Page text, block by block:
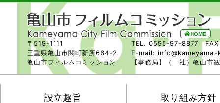
〒519-1111
三重県亀山市関町新所664-2
亀山市フィルムコミッション
TEL. 0595-97-8877
E-mail: info@kameyama-
【事務局】（一社）亀山市
設立趣旨 取り組み方針